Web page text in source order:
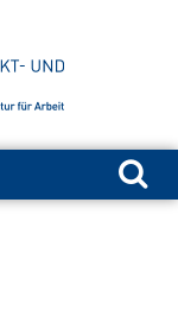
Suchen nach: